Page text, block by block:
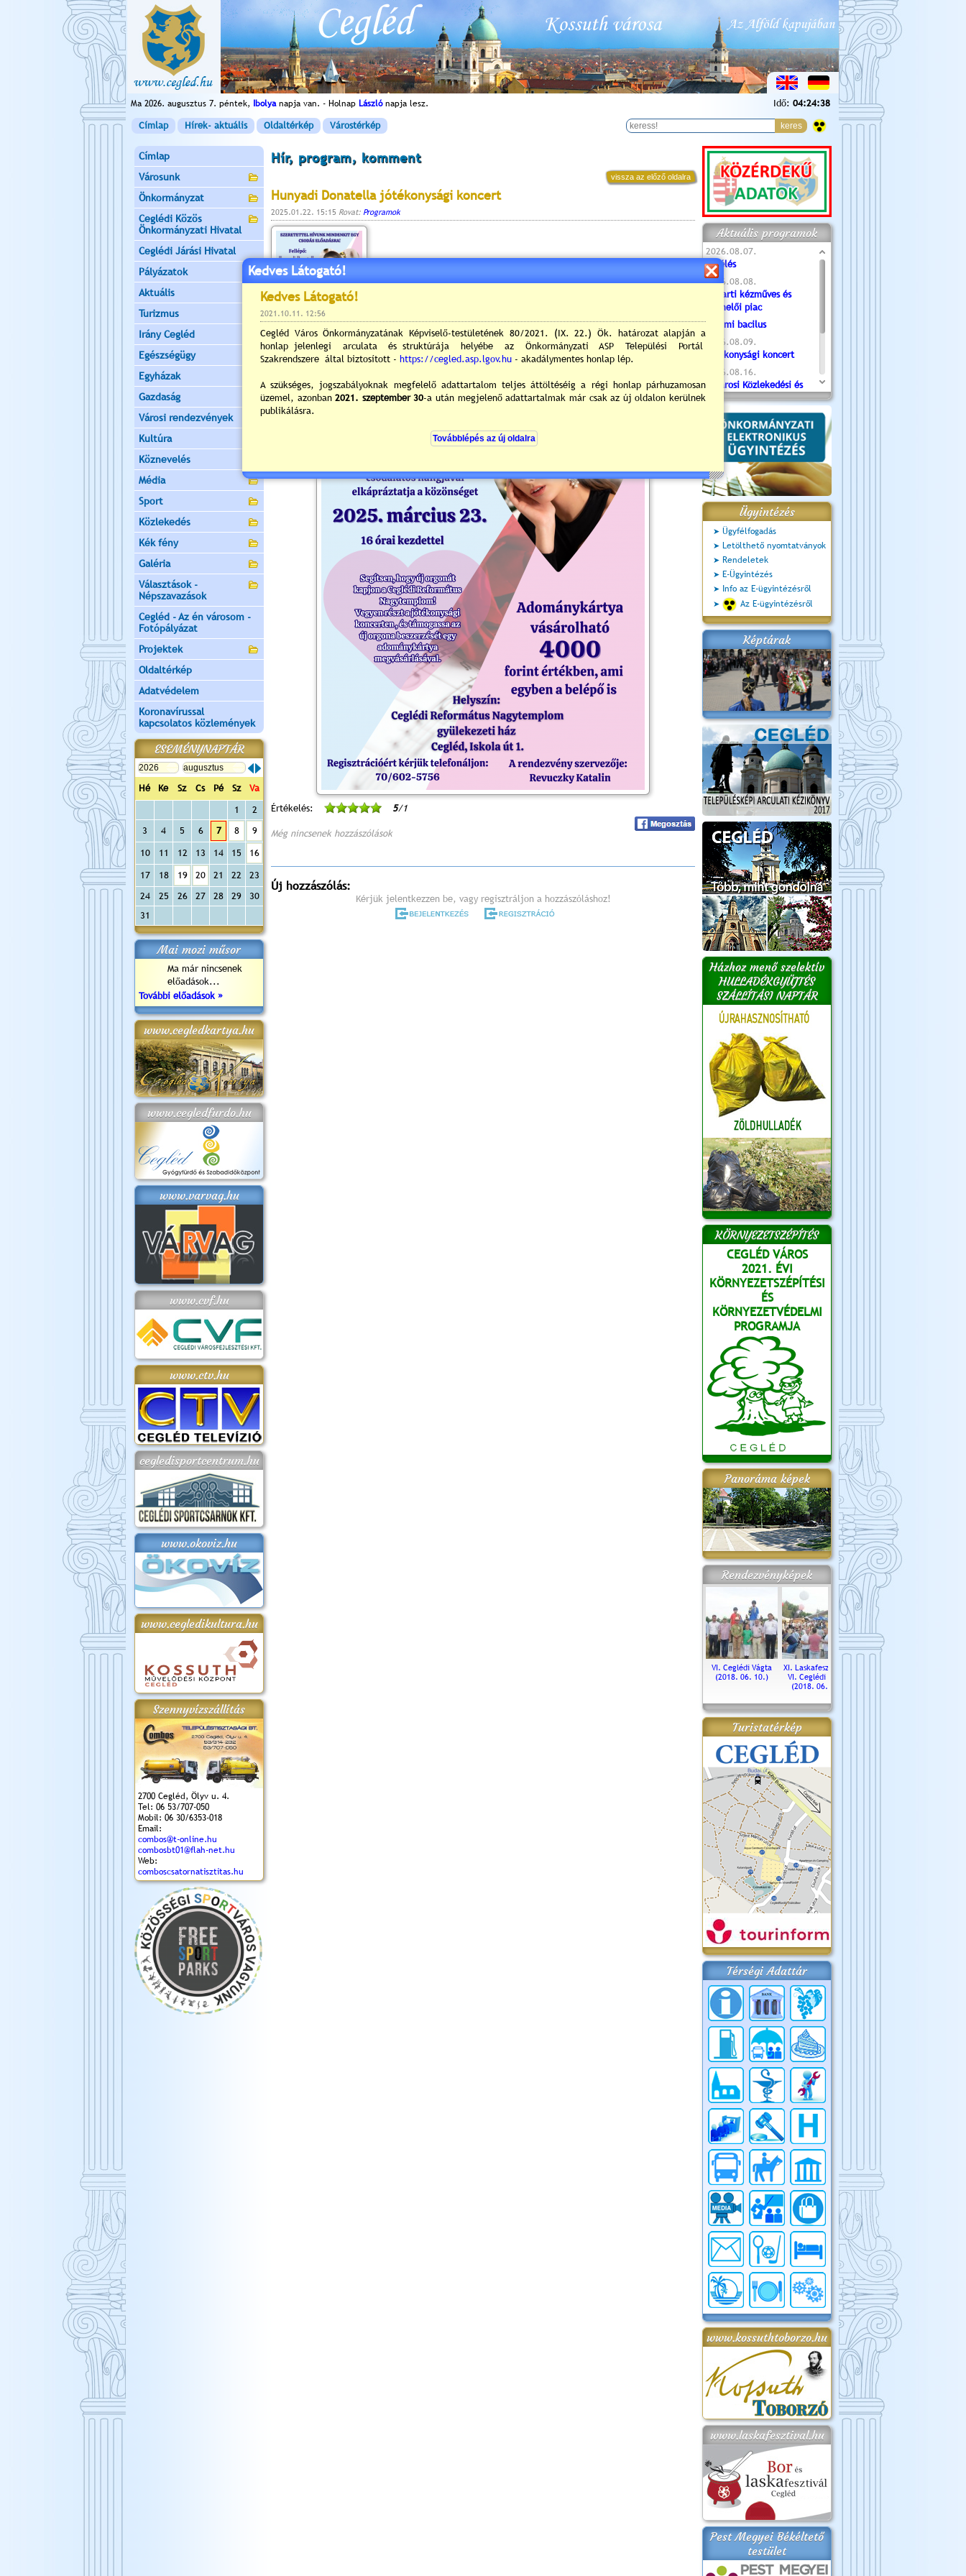
Ma 2026. augusztus 7. péntek, Ibolyanapja van. - Holnap Lászlónapja lesz. Idő: 04:24:40
Címlap Hírek- aktuális Oldaltérkép Várostérkép
Címlap
Városunk
Önkormányzat
Ceglédi Közös
Önkormányzati Hivatal
Ceglédi Járási Hivatal
Pályázatok
Aktuális
Turizmus
Irány Cegléd
Egészségügy
Egyházak
Gazdaság
Városi rendezvények
Kultúra
Köznevelés
Média
Sport
Közlekedés
Kék fény
Galéria
Választások -
Népszavazások
Cegléd - Az én városom -
Fotópályázat
Projektek
Oldaltérkép
Adatvédelem
Koronavírussal
kapcsolatos közlemények
ESEMÉNYNAPTÁR
Hé Ke Sz Cs Pé Sz
Va
1
2
3
4 5 6 7 8 9
10 11 12 13 14 15 16
17 18 19 20 21 22
23
24
25 26 27 28 29
30
31
Mai mozi műsor
Ma már nincsenek
előadások...
További előadások »
www.cegledkartya.hu
www.cegledfurdo.hu
www.varvag.hu
www.cvf.hu
www.ctv.hu
cegledisportcentrum.hu
www.okoviz.hu
www.cegledikultura.hu
Szennyvízszállítás
2700 Cegléd, Ölyv u. 4.
Tel: 06 53/707-050
Mobil: 06 30/6353-018
Email:
combos@t-online.hu
combosbt01@flah-net.hu
Web:
comboscsatornatisztitas.hu
Hír, program, komment
vissza az előző oldalra
Hunyadi Donatella jótékonysági koncert
2025.01.22. 15:15 Rovat: Programok
Értékelés: 5/1
Még nincsenek hozzászólások
Új hozzászólás:
Kérjük jelentkezzen be, vagy regisztráljon a hozzászóláshoz!
Aktuális programok
2026.08.07.
Túlélés
2026.08.08.
Tóparti kézműves és
termelői piac
Valami bacilus
2026.08.09.
Jótékonysági koncert
2026.08.16.
Újvárosi Közlekedési és
Sportnap
2026.08.19.
Ceglédi fotóklub kiállítás
2026.08.20.
Szent István Ünnepe
Ügyintézés
Ügyfélfogadás
Letölthető nyomtatványok
Rendeletek
E-Ügyintézés
Info az E-ügyintézésről
Az E-ügyintézésről
Képtárak
Házhoz menő szelektív
HULLADÉKGYŰJTÉS
SZÁLLÍTÁSI NAPTÁR
KÖRNYEZETSZÉPÍTÉS
CEGLÉD VÁROS
2021. ÉVI
KÖRNYEZETSZÉPÍTÉSI
ÉS
KÖRNYEZETVÉDELMI
PROGRAMJA
Panoráma képek
Rendezvényképek
VI. Ceglédi Vágta
(2018. 06. 10.)
XI. Laskafesztivál és
VI. Ceglédi Vágta
(2018. 06. 10.)
Városnapok 2018.
Kossuth Toborzó
Ünnepély
Szent István Ünnepe
(2017. 08. 20.)
Turistatérkép
Térségi Adattár
www.kossuthtoborzo.hu
www.laskafesztival.hu
Pest Megyei Békéltető
testület
Kedves Látogató!